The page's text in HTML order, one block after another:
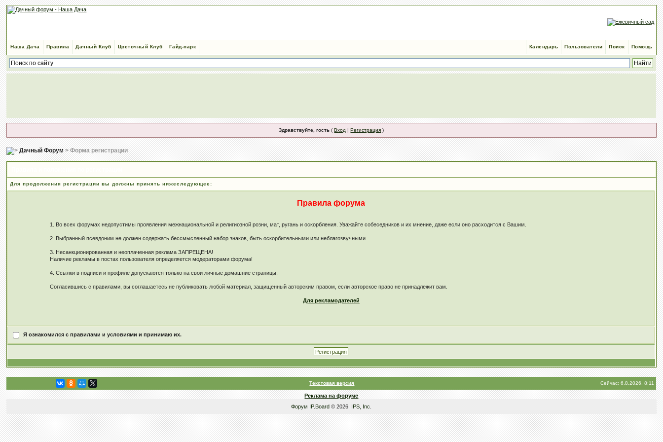
Наша Дача Правила Дачный Клуб Цветочный Клуб Гайд-парк Помощь
Поиск
Пользователи
Календарь
Здравствуйте, гость (Вход |Регистрация )
Дачный Форум> Форма регистрации
Для продолжения регистрации вы должны принять нижеследующее:
Правила форума
1. Во всех форумах недопустимы проявления межнациональной и религиозной розни, мат, ругань и оскорбления. Уважайте собеседников и их мнение, даже если оно расходится c Вашим.
2. Выбранный псевдоним не должен содержать бессмысленный набор знаков, быть оскорбительными или неблагозвучными.
3. Несанкционированная и неоплаченная реклама ЗАПРЕЩЕНА!
Наличие рекламы в постах пользователя определяется модераторами форума!
4. Ссылки в подписи и профиле допускаются только на свои личные домашние страницы.
Согласившись с правилами, вы соглашаетесь не публиковать любой материал, защищенный авторским правом, если авторское право не принадлежит вам.
Для рекламодателей
Я ознакомился с правилами и условиями и принимаю их.
Текстовая версия Сейчас: 6.8.2026, 8:11
Реклама на форуме
Форум IP.Board © 2026 IPS, Inc